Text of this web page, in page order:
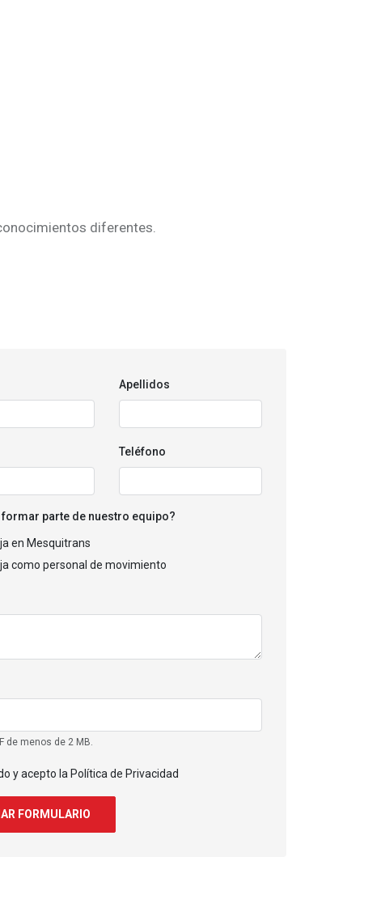
diferentes.
Apellidos
Teléfono
formar parte de nuestro equipo?
en Mesquitrans
como personal de movimiento
de menos de 2 MB.
y acepto la Política de Privacidad
FORMULARIO